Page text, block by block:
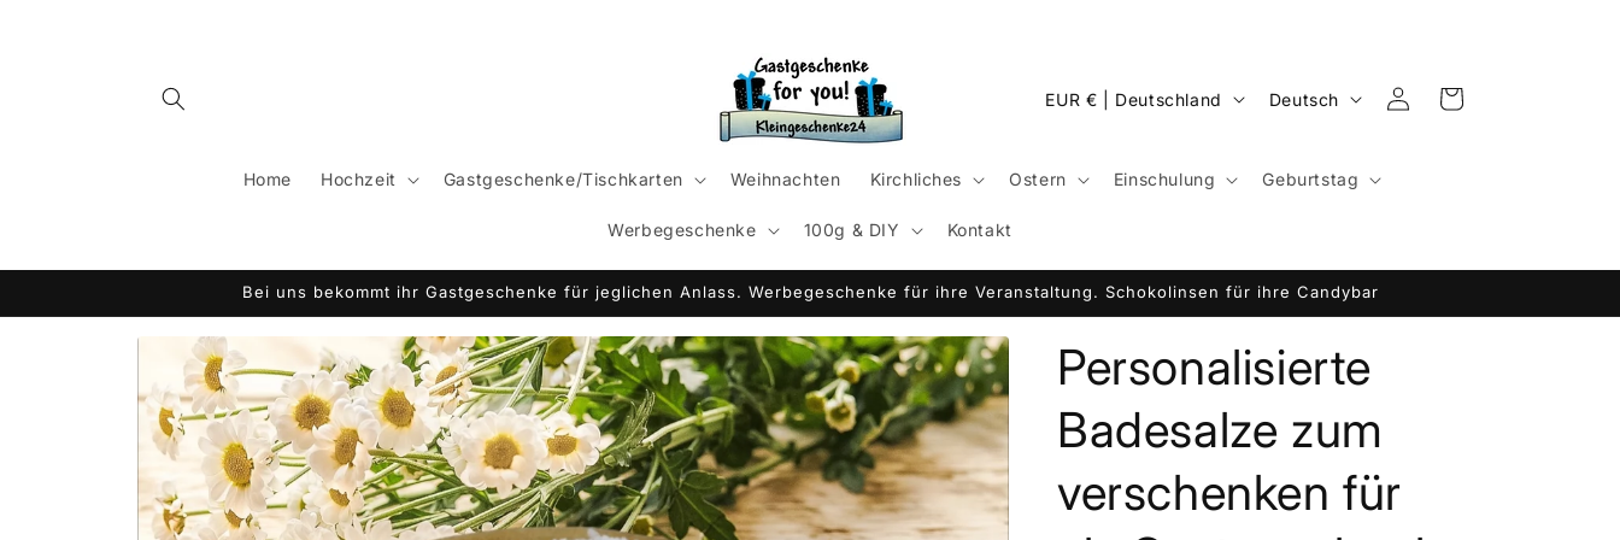
Home Hochzeit Gastgeschenke/Tischkarten Weihnachten Kirchliches Ostern Einschulung Geburtstag
Werbegeschenke 100g & DIY Kontakt
n
R
e
EUR € | Deutschland
S
r
h
e
Deutsch EinloggenWarenkorb
Bei uns bekommt ihr Gastgeschenke für jeglichen Anlass. Werbegeschenke für ihre Veranstaltung. Schokolinsen für ihre Candybar
Produktinformationen
springen
Personalisierte
Badesalze zum
verschenken für